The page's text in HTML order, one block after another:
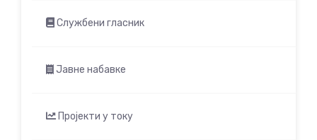
Службени гласник
Јавне набавке
Пројекти у току